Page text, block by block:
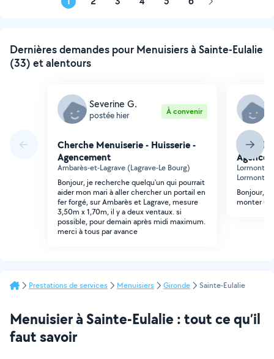
Page
Dernières demandes pour Menuisiers à Sainte-Eulalie
(33) et alentours
Severine G.
postée hier À convenir
Cherche Menuiserie - Huisserie -
Agencement
Ambarès-et-Lagrave (Lagrave-Le Bourg)
Bonjour, je recherche quelqu'un qui pourrait
aider mon mari à aller chercher un portail en
fer forgé, sur Ambarès et Lagrave, mesure
3,50m x 1,70m, il y a deux ventaux. si
possible, pour demain après midi maximum.
merci à tous par avance
Lormont
Lormont)
Bonjour,
monter un
Prestations de services Menuisiers Gironde Sainte-Eulalie
Menuisier à Sainte-Eulalie : tout ce qu’il
faut savoir